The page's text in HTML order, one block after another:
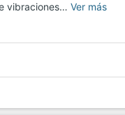
vibraciones… Ver más